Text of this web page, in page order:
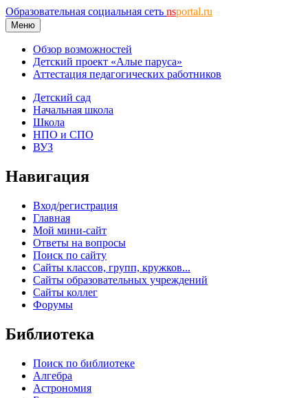
Образовательная социальная сеть nsportal.ru
Меню
Обзор возможностей
Детский проект «Алые паруса»
Аттестация педагогических работников
Детский сад
Начальная школа
Школа
НПО и СПО
ВУЗ
Навигация
Вход/регистрация
Главная
Мой мини-сайт
Ответы на вопросы
Поиск по сайту
Сайты классов, групп, кружков...
Сайты образовательных учреждений
Сайты коллег
Форумы
Библиотека
Поиск по библиотеке
Алгебра
Астрономия